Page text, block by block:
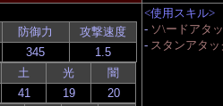
防御力 攻撃速度
土 光 闇
<使用スキル>
- ソ\ードアタ
- スタンアタッ